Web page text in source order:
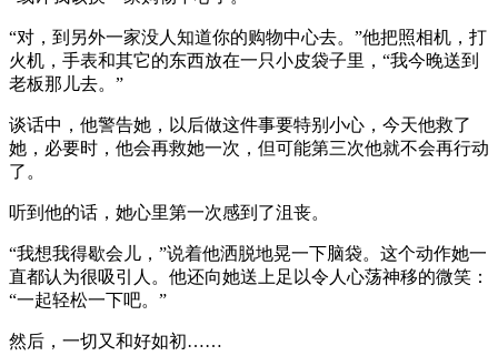
“对，到另外一家没人知道你的购物中心去。”他把照相机，打
火机，手表和其它的东西放在一只小皮袋子里，“我今晚送到
老板那儿去。”
谈话中，他警告她，以后做这件事要特别小心，今天他救了
她，必要时，他会再救她一次，但可能第三次他就不会再行动
了。
听到他的话，她心里第一次感到了沮丧。
“我想我得歇会儿，”说着他洒脱地晃一下脑袋。这个动作她一
直都认为很吸引人。他还向她送上足以令人心荡神移的微笑：
“一起轻松一下吧。”
然后，一切又和好如初……